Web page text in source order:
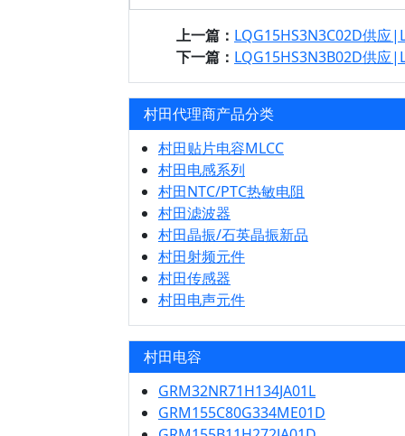
上一篇： LQG15HS3N3C02D供应
下一篇： LQG15HS3N3B02D供应
村田代理商产品分类
村田贴片电容MLCC
村田电感系列
村田NTC/PTC热敏电阻
村田滤波器
村田晶振/石英晶振新品
村田射频元件
村田传感器
村田电声元件
村田电容
GRM32NR71H134JA01L
GRM155C80G334ME01D